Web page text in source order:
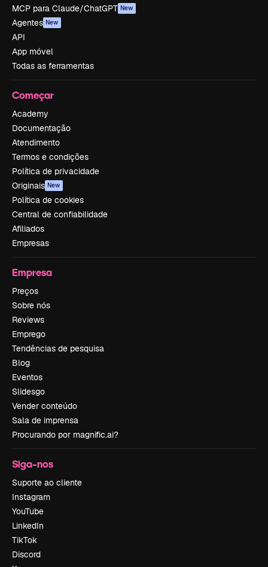
MCP para Claude/ChatGPT New
Agentes New
API
App móvel
Todas as ferramentas
Começar
Academy
Documentação
Atendimento
Termos e condições
Política de privacidade
Originais New
Política de cookies
Central de confiabilidade
Afiliados
Empresas
Empresa
Preços
Sobre nós
Reviews
Emprego
Tendências de pesquisa
Blog
Eventos
Slidesgo
Vender conteúdo
Sala de imprensa
Procurando por magnific.ai?
Siga-nos
Suporte ao cliente
Instagram
YouTube
LinkedIn
TikTok
Discord